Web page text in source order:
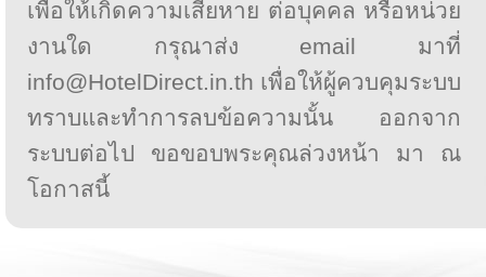
เพื่อให้เกิดความเสียหาย ต่อบุคคล หรือหน่วย
งานใด กรุณาส่ง email มาที่
info@HotelDirect.in.th เพื่อให้ผู้ควบคุมระบบ
ทราบและทำการลบข้อความนั้น ออกจาก
ระบบต่อไป ขอขอบพระคุณล่วงหน้า มา ณ
โอกาสนี้